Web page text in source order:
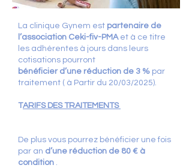
La clinique Gynem est partenaire de
l’association Ceki-fiv-PMAet à ce titre
les adhérentes à jours dans leurs
cotisations pourront
bénéficier d’une réduction de 3 % par
traitement ( à Partir du 20/03/2025).
TARIFS DES TRAITEMENTS
De plus vous pourrez bénéficier une fois
par an d’une réduction de 80 € à
condition .